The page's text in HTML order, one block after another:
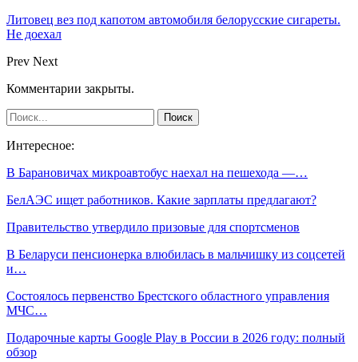
Литовец вез под капотом автомобиля белорусские сигареты.
Не доехал
Prev Next
Комментарии закрыты.
Интересное:
В Барановичах микроавтобус наехал на пешехода —…
БелАЭС ищет работников. Какие зарплаты предлагают?
Правительство утвердило призовые для спортсменов
В Беларуси пенсионерка влюбилась в мальчишку из соцсетей
и…
Состоялось первенство Брестского областного управления
МЧС…
Подарочные карты Google Play в России в 2026 году: полный
обзор